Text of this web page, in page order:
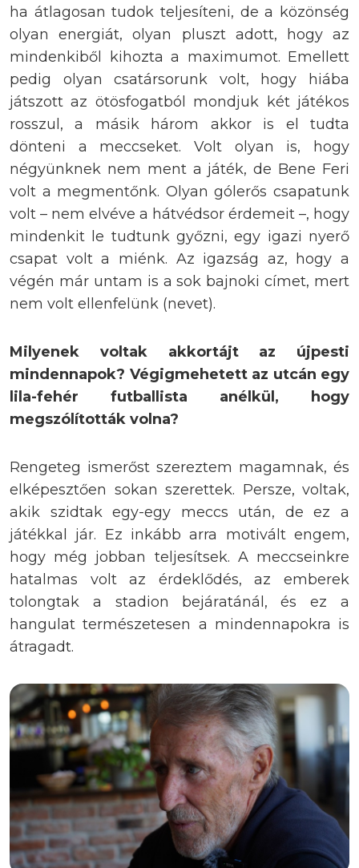
ha átlagosan tudok teljesíteni, de a közönség
olyan energiát, olyan pluszt adott, hogy az
mindenkiből kihozta a maximumot. Emellett
pedig olyan csatársorunk volt, hogy hiába
játszott az ötösfogatból mondjuk két játékos
rosszul, a másik három akkor is el tudta
dönteni a meccseket. Volt olyan is, hogy
négyünknek nem ment a játék, de Bene Feri
volt a megmentőnk. Olyan gólerős csapatunk
volt – nem elvéve a hátvédsor érdemeit –, hogy
mindenkit le tudtunk győzni, egy igazi nyerő
csapat volt a miénk. Az igazság az, hogy a
végén már untam is a sok bajnoki címet, mert
nem volt ellenfelünk (nevet).
Milyenek voltak akkortájt az újpesti
mindennapok? Végigmehetett az utcán egy
lila-fehér futballista anélkül, hogy
megszólították volna?
Rengeteg ismerőst szereztem magamnak, és
elképesztően sokan szerettek. Persze, voltak,
akik szidtak egy-egy meccs után, de ez a
játékkal jár. Ez inkább arra motivált engem,
hogy még jobban teljesítsek. A meccseinkre
hatalmas volt az érdeklődés, az emberek
tolongtak a stadion bejáratánál, és ez a
hangulat természetesen a mindennapokra is
átragadt.